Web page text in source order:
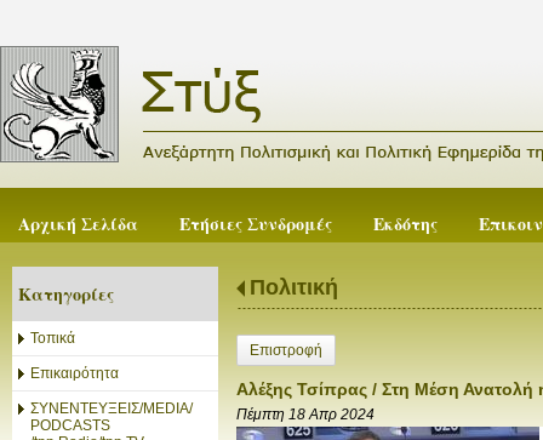
Αρχική Σελίδα Ετήσιες Συνδρομές Εκδότης
Κατηγορίες
Τοπικά
Επικαιρότητα
ΣΥΝΕΝΤΕΥΞΕΙΣ/MEDIA/
PODCASTS
Πολιτική
Επιστροφή
Αλέξης Τσίπρας / Στη Μέση Ανατολή
Πέμπτη 18 Απρ 2024